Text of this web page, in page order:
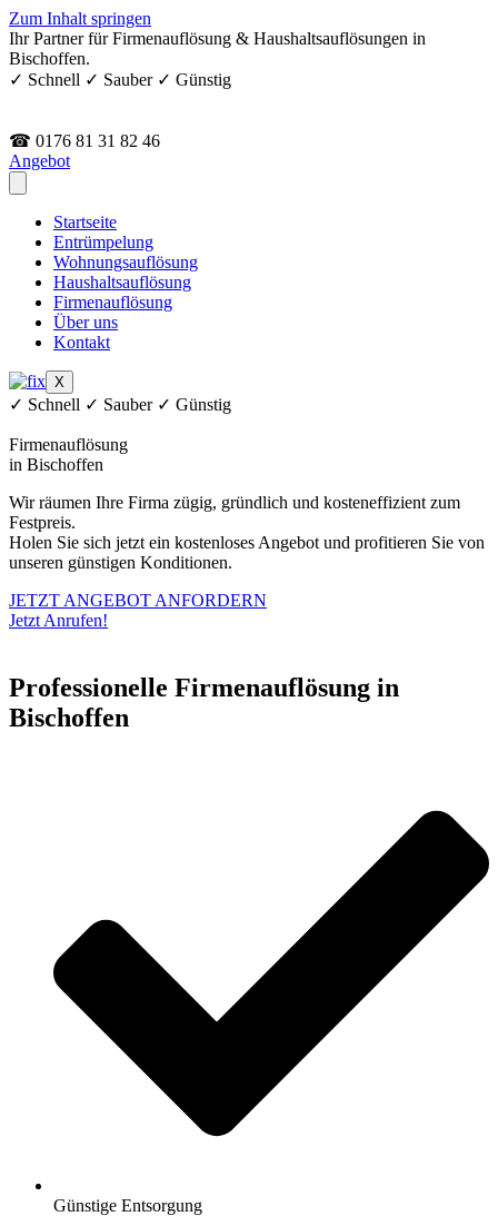
Zum Inhalt springen
Ihr Partner für Firmenauflösung & Haushaltsauflösungen in
Bischoffen.
✓ Schnell ✓ Sauber ✓ Günstig
☎ 0176 81 31 82 46
Angebot
Startseite
Entrümpelung
Wohnungsauflösung
Haushaltsauflösung
Firmenauflösung
Über uns
Kontakt
X
✓ Schnell ✓ Sauber ✓ Günstig
Firmenauflösung
in Bischoffen
Wir räumen Ihre Firma zügig, gründlich und kosteneffizient zum
Festpreis.
Holen Sie sich jetzt ein kostenloses Angebot und profitieren Sie von
unseren günstigen Konditionen.
JETZT ANGEBOT ANFORDERN
Jetzt Anrufen!
Professionelle Firmenauflösung in
Bischoffen
Günstige Entsorgung